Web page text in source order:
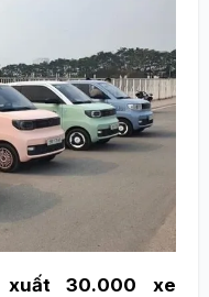
30.000 xe